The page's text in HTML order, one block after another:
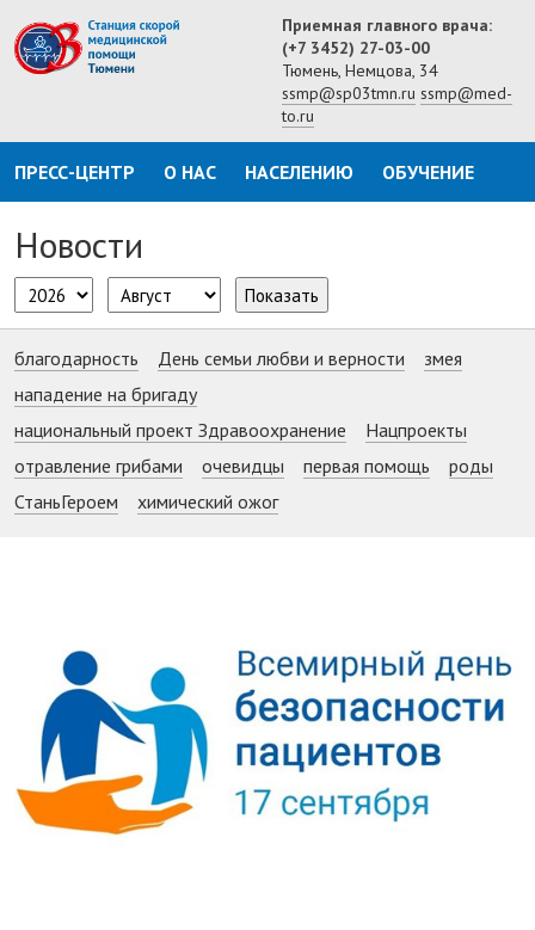
Приемная главного врача:
(+7 3452) 27-03-00
Тюмень, Немцова, 34
ssmp@sp03tmn.ru ssmp@med-
to.ru
ПРЕСС-ЦЕНТР О НАС НАСЕЛЕНИЮ ОБУЧЕНИЕ
Новости
Показать
благодарность День семьи любви и верности
змея
нападение на бригаду
национальный проект Здравоохранение
Нацпроекты
отравление грибами
очевидцы первая помощь
роды
СтаньГероем
химический ожог